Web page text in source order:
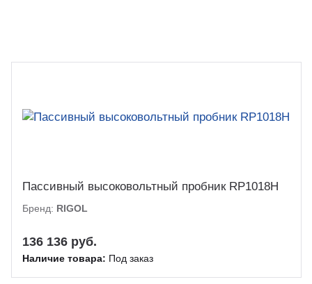
Пассивный высоковольтный пробник RP1018H
Бренд: RIGOL
136 136 руб.
Наличие товара: Под заказ